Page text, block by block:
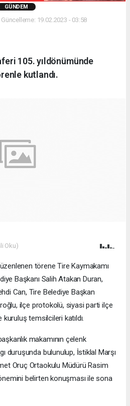
GÜNDEM
19.02.2023 - 03:58
105. yıldönümünde
kutlandı.
Oku)
törene Tire Kaymakamı
Başkanı Salih Atakan Duran,
Can, Tire Belediye Başkan
ilçe protokolü, siyasi parti ilçe
temsilcileri katıldı.
makamının çelenk
duruşunda bulunulup, İstiklal Marşı
Oruç Ortaokulu Müdürü Rasim
belirten konuşması ile sona